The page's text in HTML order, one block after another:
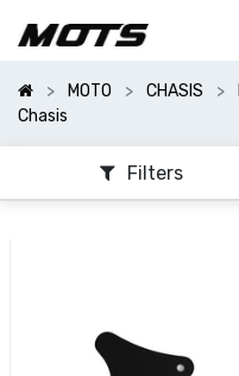
MOTO CHASIS
Chasis
Filters
Categorías
Mostrar
Opciones